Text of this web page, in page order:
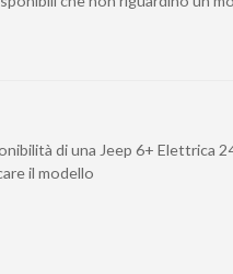
di una Jeep 6+ Elettrica
il modello